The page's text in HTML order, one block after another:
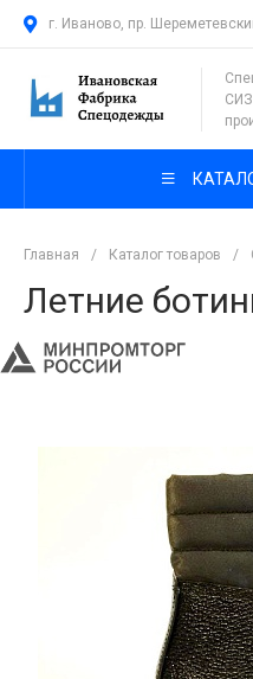
г. Иваново, пр.
СИЗ
Главная / Каталог товаров /
Летние